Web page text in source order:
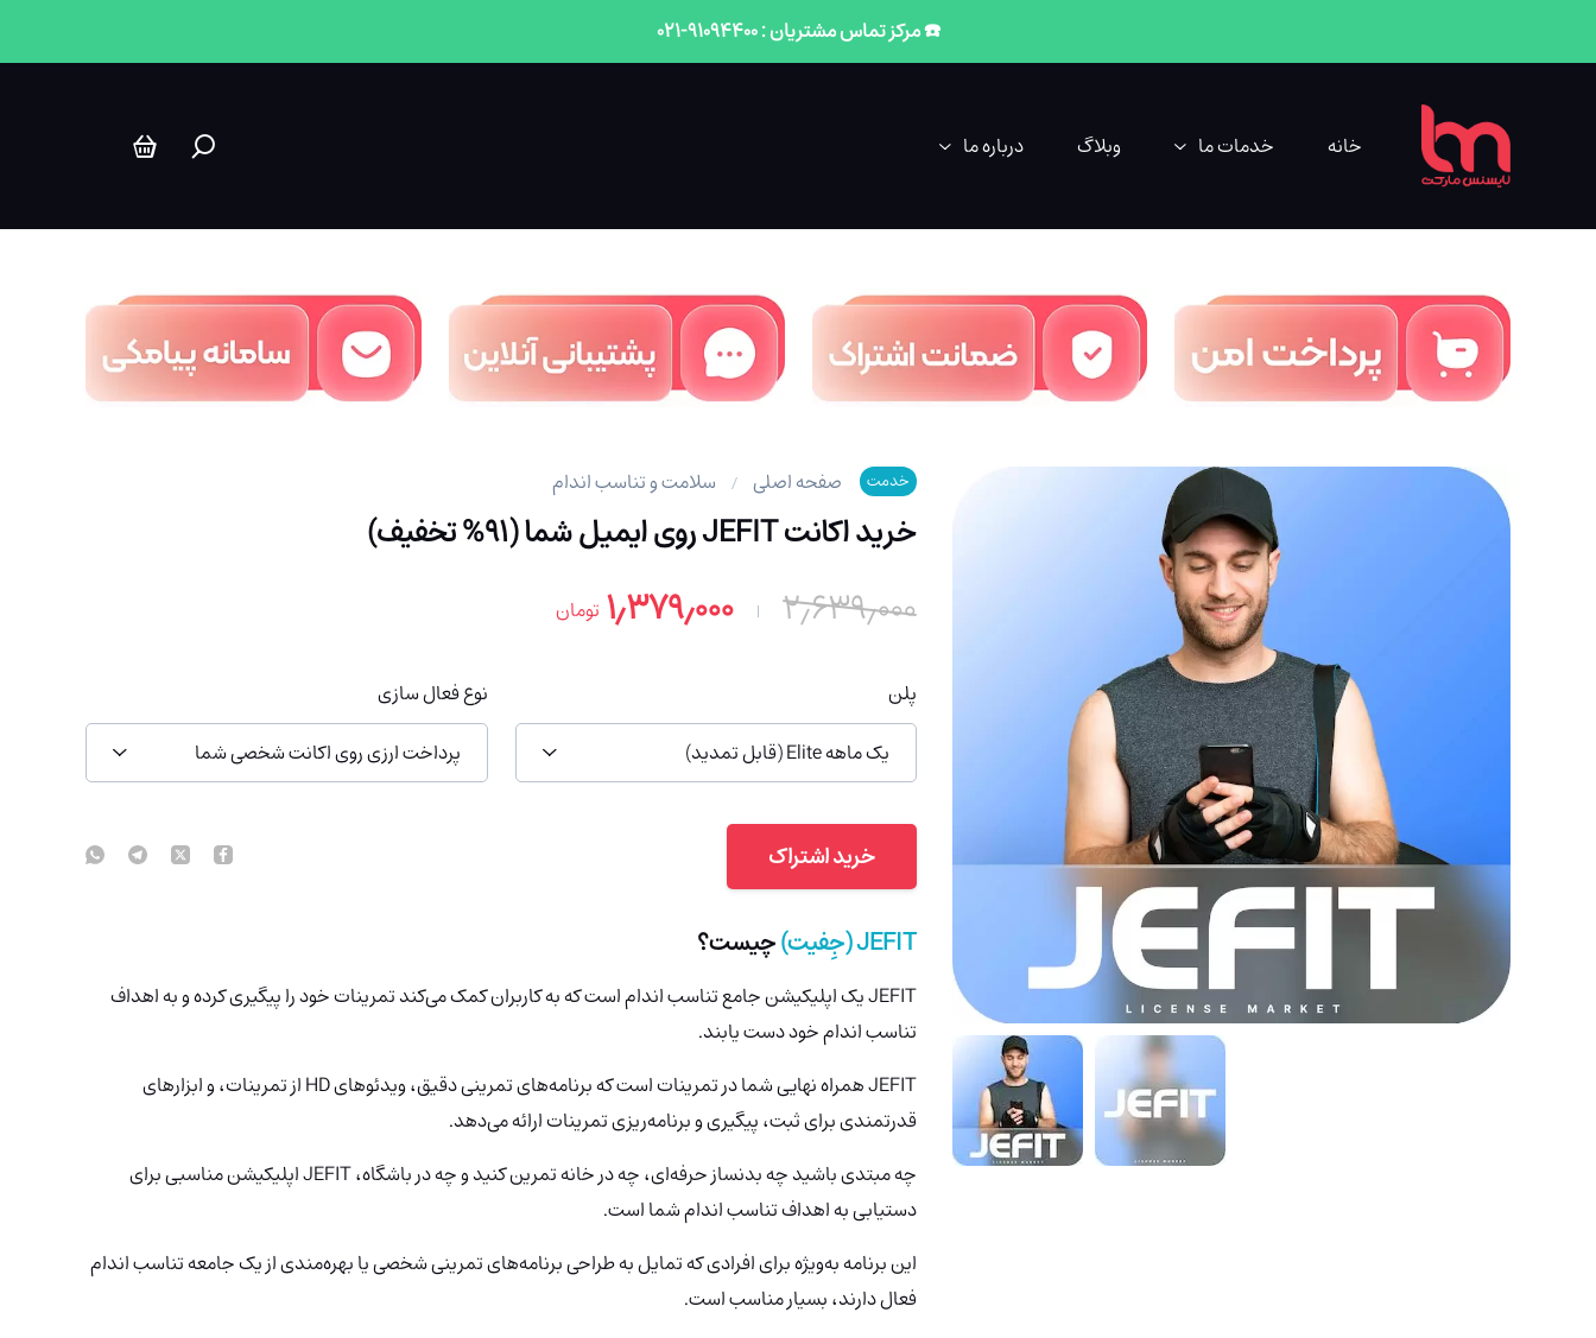
☎️ مرکز تماس مشتریان : 91094400-021
خانه خدمات ما وبلاگ درباره ما
خدمت صفحه اصلی سلامت و تناسب اندام
خرید اکانت JEFIT روی ایمیل شما (91% تخفیف)
۲٫۶۳۹٫۰۰۰ ۱٫۳۷۹٫۰۰۰ تومان
پلن
یک ماهه Elite (قابل تمدید)
نوع فعال سازی
پرداخت ارزی روی اکانت شخصی شما
خرید اشتراک
JEFIT(جِفیت)چیست؟
JEFITیک اپلیکیشن جامع تناسب اندام است که به کاربران کمک می‌کند تمرینات خود را پیگیری کرده و به اهداف
تناسب اندام خود دست یابند.
JEFIT
همراه نهایی شما در تمرینات است که برنامه‌های تمرینی دقیق، ویدئوهای HD از تمرینات، و ابزارهای
قدرتمندی برای ثبت، پیگیری و برنامه‌ریزی تمرینات ارائه می‌دهد.
چه مبتدی باشید چه بدنساز حرفه‌ای، چه در خانه تمرین کنید و چه در باشگاه، JEFIT اپلیکیشن مناسبی برای
دستیابی به اهداف تناسب اندام شما است.
این برنامه به‌ویژه برای افرادی که تمایل به طراحی برنامه‌های تمرینی شخصی یا بهره‌مندی از یک جامعه تناسب اندام
فعال دارند، بسیار مناسب است.